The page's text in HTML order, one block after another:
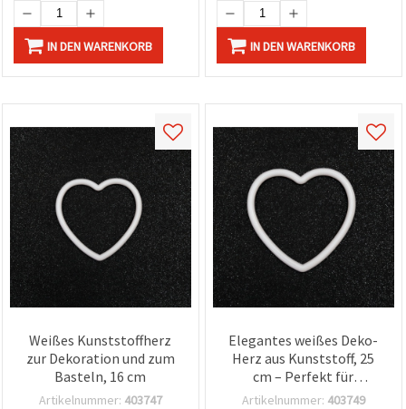
IN DEN WARENKORB IN DEN WARENKORB
Weißes Kunststoffherz
zur Dekoration und zum
Basteln, 16 cm
Artikelnummer: 403747
Elegantes weißes Deko-
Herz aus Kunststoff, 25
cm – Perfekt für
Hochzeiten, Partys &
Artikelnummer: 403749